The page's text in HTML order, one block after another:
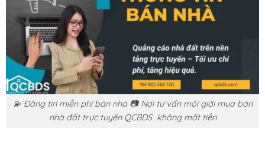
💫 Đăng tin miễn phí bán nhà 📷 Nơi tư vấn môi giới mua bán
nhà đất trực tuyến QCBDS không mất tiền